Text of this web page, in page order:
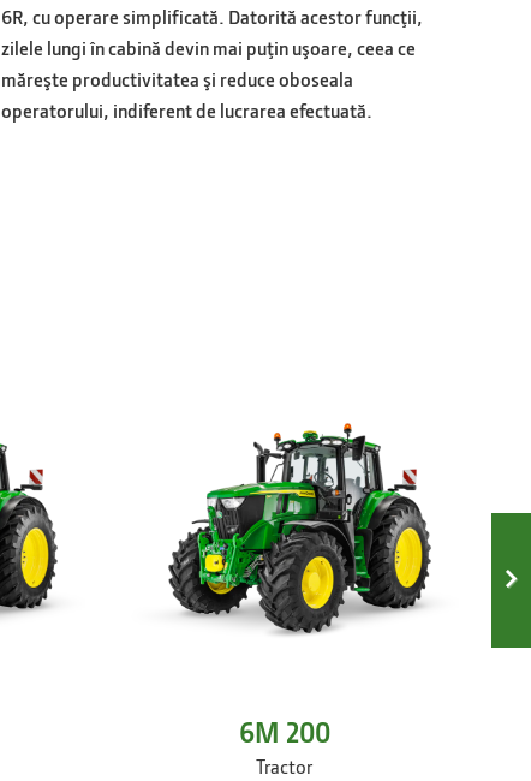
6R, cu operare simplificată. Datorită acestor funcţii,
zilele lungi în cabină devin mai puţin uşoare, ceea ce
măreşte productivitatea şi reduce oboseala
operatorului, indiferent de lucrarea efectuată.
6M 200
Tractor